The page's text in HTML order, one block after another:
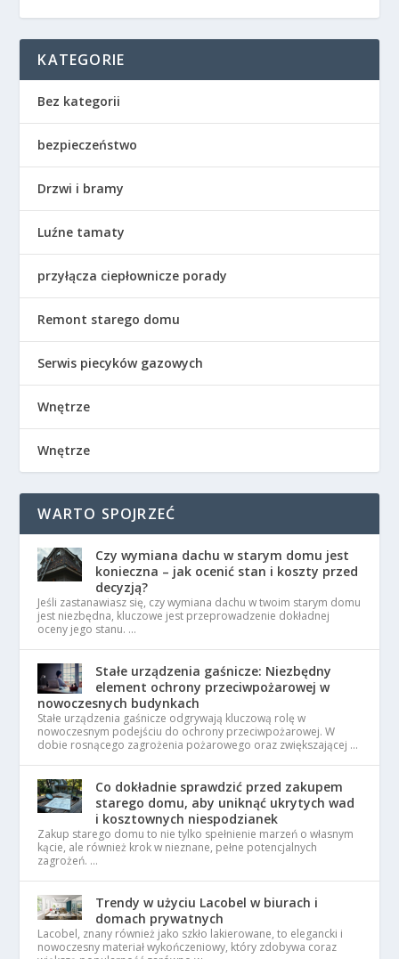
KATEGORIE
Bez kategorii
bezpieczeństwo
Drzwi i bramy
Luźne tamaty
przyłącza ciepłownicze porady
Remont starego domu
Serwis piecyków gazowych
Wnętrze
Wnętrze
WARTO SPOJRZEĆ
Czy wymiana dachu w starym domu jest
konieczna – jak ocenić stan i koszty przed
decyzją?
Jeśli zastanawiasz się, czy wymiana dachu w twoim starym domu
jest niezbędna, kluczowe jest przeprowadzenie dokładnej
oceny jego stanu. …
Stałe urządzenia gaśnicze: Niezbędny
element ochrony przeciwpożarowej w
nowoczesnych budynkach
Stałe urządzenia gaśnicze odgrywają kluczową rolę w
nowoczesnym podejściu do ochrony przeciwpożarowej. W
dobie rosnącego zagrożenia pożarowego oraz zwiększającej …
Co dokładnie sprawdzić przed zakupem
starego domu, aby uniknąć ukrytych wad
i kosztownych niespodzianek
Zakup starego domu to nie tylko spełnienie marzeń o własnym
kącie, ale również krok w nieznane, pełne potencjalnych
zagrożeń. …
Trendy w użyciu Lacobel w biurach i
domach prywatnych
Lacobel, znany również jako szkło lakierowane, to elegancki i
nowoczesny materiał wykończeniowy, który zdobywa coraz